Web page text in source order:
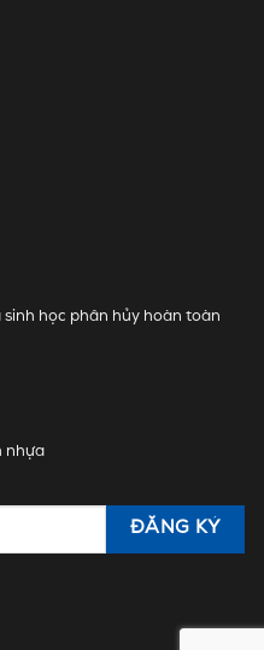
học phân hủy hoàn toàn
nhựa